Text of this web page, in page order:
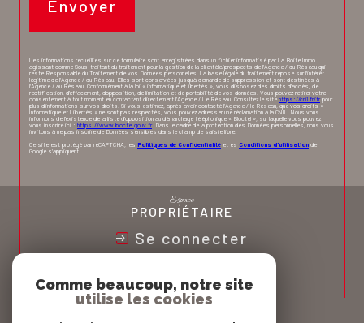
Envoyer
Les informations recueillies sur ce formulaire sont enregistrées dans un fichier informatisé par La Boite Immo
agissant comme Sous-traitant du traitement pour la gestion de la clientèle/prospects de l'Agence / du Réseau qui
reste Responsable du Traitement de vos Données personnelles. La base légale du traitement repose sur l'intérêt
légitime de l'Agence / du Réseau. Elles sont conservées jusqu'à demande de suppression et sont destinées à
l'Agence / au Réseau. Conformément à la loi « informatique et libertés », vous disposez des droits d’accès, de
rectification, d’effacement, d’opposition, de limitation et de portabilité de vos données. Vous pouvez retirer votre
consentement à tout moment en contactant directement l’Agence / Le Réseau. Consultez le site https://cnil.fr/fr pour
plus d’informations sur vos droits. Si vous estimez, après avoir contacté l'Agence / le Réseau, que vos droits «
Informatique et Libertés » ne sont pas respectés, vous pouvez adresser une réclamation à la CNIL. Nous vous
informons de l’existence de la liste d'opposition au démarchage téléphonique « Bloctel », sur laquelle vous pouvez
vous inscrire ici : https://www.bloctel.gouv.fr . Dans le cadre de la protection des Données personnelles, nous vous
invitons à ne pas inscrire de Données sensibles dans le champ de saisie libre.
Ce site est protégé par reCAPTCHA, les Politiques de Confidentialité et es Conditions d'utilisation de
Google s'appliquent.
Espace
PROPRIÉTAIRE
Se connecter
ADHÉRONS
Comme beaucoup, notre site
utilise les cookies